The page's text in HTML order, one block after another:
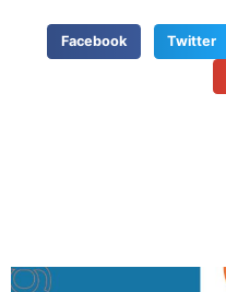
Facebook Twitter